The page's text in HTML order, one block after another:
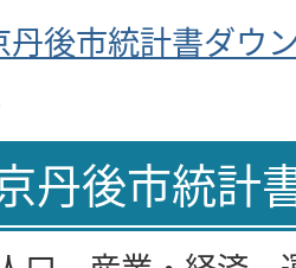
後市統計書ダウ
丹後市統計